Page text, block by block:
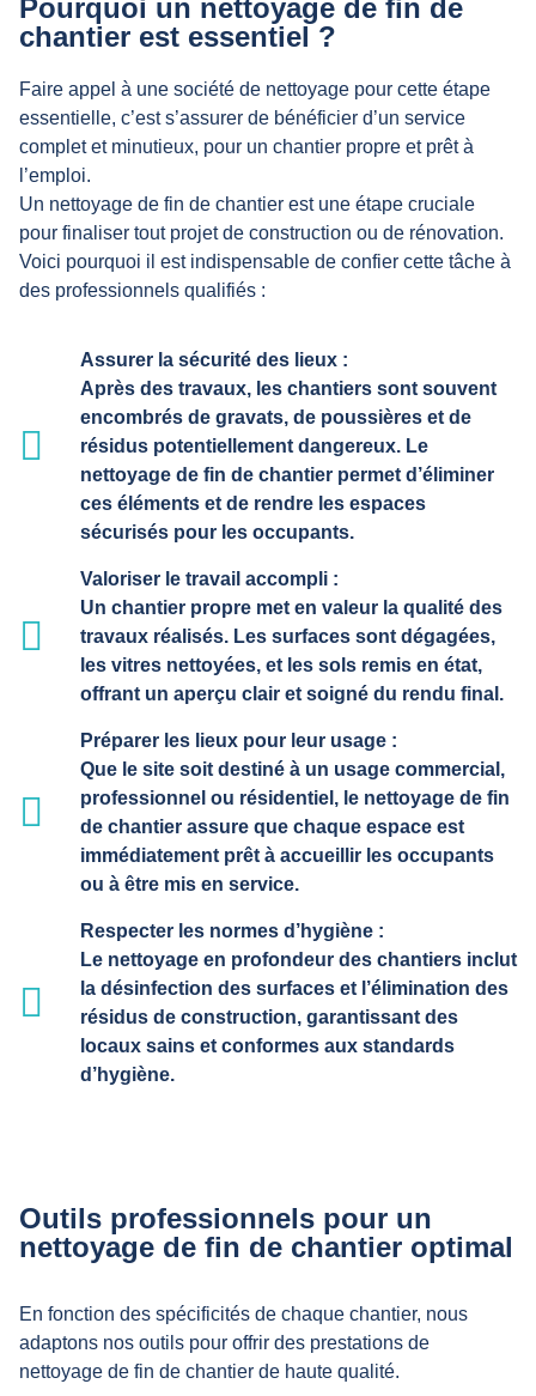
différents types de chantiers, pour
les particuliers et les professionnels.
Pourquoi un nettoyage de fin de
chantier est essentiel ?
Faire appel à une société de nettoyage pour cette étape
essentielle, c’est s’assurer de bénéficier d’un service
complet et minutieux, pour un chantier propre et prêt à
l’emploi.
Un nettoyage de fin de chantier est une étape cruciale
pour finaliser tout projet de construction ou de rénovation.
Voici pourquoi il est indispensable de confier cette tâche à
des professionnels qualifiés :
Assurer la sécurité des lieux :
Après des travaux, les chantiers sont souvent
encombrés de gravats, de poussières et de
résidus potentiellement dangereux. Le
nettoyage de fin de chantier permet d’éliminer
ces éléments et de rendre les espaces
sécurisés pour les occupants.
Valoriser le travail accompli :
Un chantier propre met en valeur la qualité des
travaux réalisés. Les surfaces sont dégagées,
les vitres nettoyées, et les sols remis en état,
offrant un aperçu clair et soigné du rendu final.
Préparer les lieux pour leur usage :
Que le site soit destiné à un usage commercial,
professionnel ou résidentiel, le nettoyage de fin
de chantier assure que chaque espace est
immédiatement prêt à accueillir les occupants
ou à être mis en service.
Respecter les normes d’hygiène :
Le nettoyage en profondeur des chantiers inclut
la désinfection des surfaces et l’élimination des
résidus de construction, garantissant des
locaux sains et conformes aux standards
d’hygiène.
Outils professionnels pour un
nettoyage de fin de chantier optimal
En fonction des spécificités de chaque chantier, nous
adaptons nos outils pour offrir des prestations de
nettoyage de fin de chantier de haute qualité.